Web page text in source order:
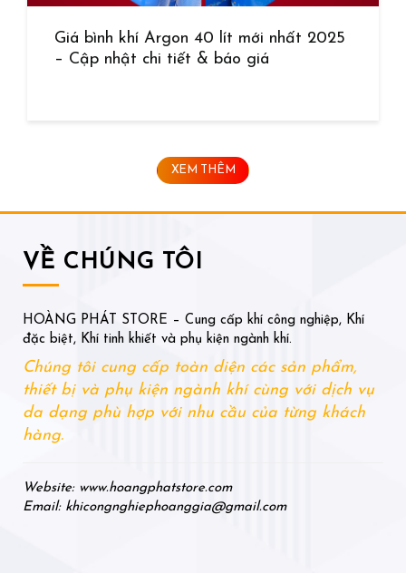
Giá bình khí Argon 40 lít mới nhất 2025
– Cập nhật chi tiết & báo giá
XEM THÊM
VỀ CHÚNG TÔI
HOÀNG PHÁT STORE – Cung cấp khí công nghiệp, Khí
đặc biệt, Khí tinh khiết và phụ kiện ngành khí.
Chúng tôi cung cấp toàn diện các sản phẩm,
thiết bị và phụ kiện ngành khí cùng với dịch vụ
da dạng phù hợp với nhu cầu của từng khách
hàng.
Website: www.hoangphatstore.com
Email: khicongnghiephoanggia@gmail.com